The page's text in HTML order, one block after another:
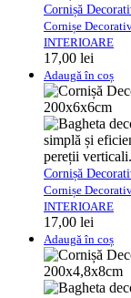
Cornișă
Cornișe
INTERIOARE
17,00 lei
Adaugă în coș
Cornișă
Cornișe
INTERIOARE
17,00 lei
Adaugă în coș